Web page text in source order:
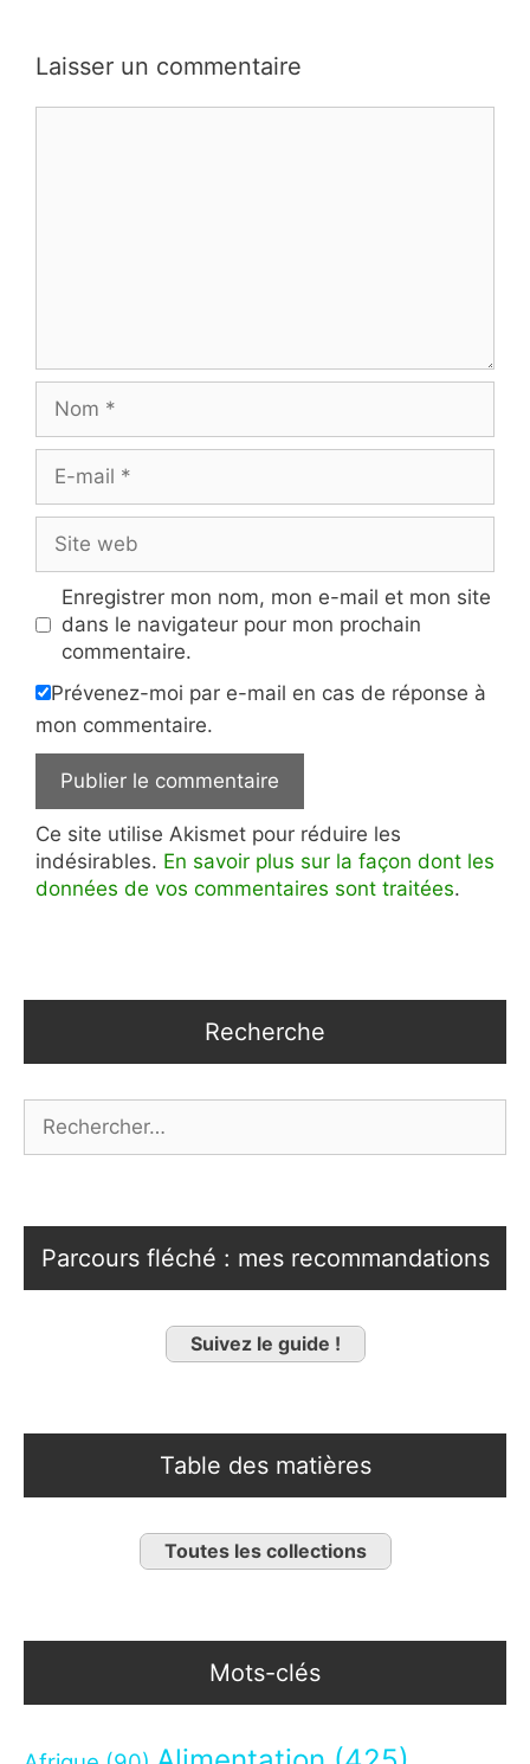
Laisser un commentaire
mail
web
Enregistrer mon nom, mon e-mail et mon site
dans le navigateur pour mon prochain
commentaire.
Prévenez-moi par e-mail en cas de réponse à
mon commentaire.
Ce site utilise Akismet pour réduire les
indésirables. En savoir plus sur la façon dont les
données de vos commentaires sont traitées.
Recherche
Parcours fléché : mes recommandations
Suivez le guide !
Table des matières
Toutes les collections
Mots-clés